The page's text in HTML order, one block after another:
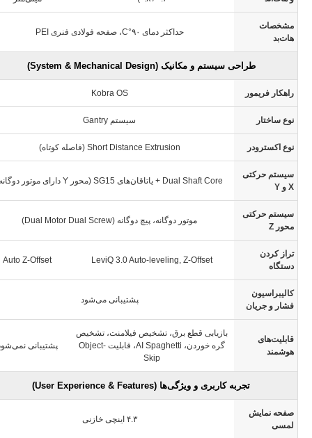
مشخصات
هات‌بد
حداکثر دمای ۹۰°C، صفحه فولادی فنری PEI
طراحی سیستم و مکانیک (System & Mechanical Design)
راهکار فریمور Kobra OS
نوع ساختار سیستم Gantry
نوع اکسترودر Short Distance Extrusion (فاصله کوتاه)
سیستم حرکتی
X و Y
Dual Shaft Core + یاتاقان‌های SG15 (محور Y دارای موتور دوگانه)
سیستم حرکتی
محور Z
موتور دوگانه، پیچ دوگانه (Dual Motor Dual Screw)
تراز کردن
دستگاه
LeviQ 3.0 Auto-leveling, Z-Offset
Auto Z-Offset
کالیبراسیون
فشار و جریان
پشتیبانی می‌شود
قابلیت‌های
هوشمند
بازیابی قطع برق، تشخیص فیلامنت، تشخیص
گره خوردن، AI Spaghetti، قابلیت Object-
Skip
پشتیبانی
تجربه کاربری و ویژگی‌ها (User Experience & Features)
صفحه نمایش
لمسی
۴.۳ اینچی خازنی